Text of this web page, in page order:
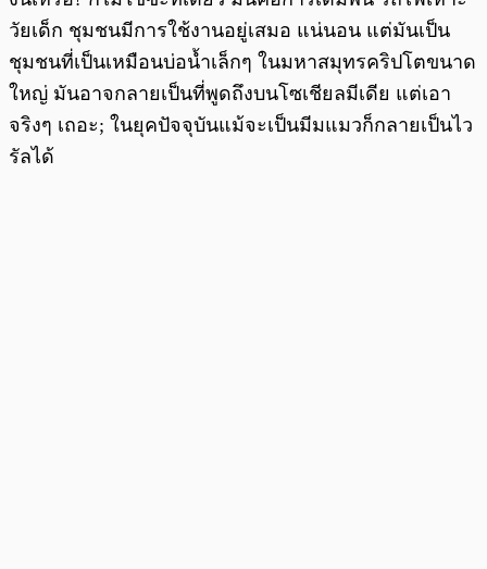
วัยเด็ก ชุมชนมีการใช้งานอยู่เสมอ แน่นอน แต่มันเป็น
ชุมชนที่เป็นเหมือนบ่อน้ำเล็กๆ ในมหาสมุทรคริปโตขนาด
ใหญ่ มันอาจกลายเป็นที่พูดถึงบนโซเชียลมีเดีย แต่เอา
จริงๆ เถอะ; ในยุคปัจจุบันแม้จะเป็นมีมแมวก็กลายเป็นไว
รัลได้